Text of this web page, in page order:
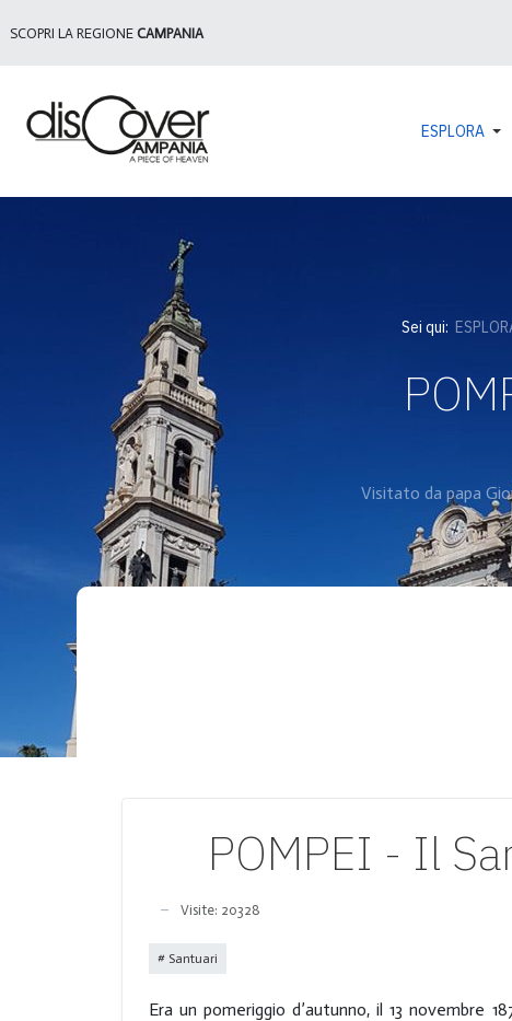
SCOPRI LA REGIONE CAMPANIA
ESPLORA
Sei qui:
Visitato da papa
POMPEI - Il
Visite: 20328
Santuari
Era un pomeriggio d’autunno, il 13 novembre